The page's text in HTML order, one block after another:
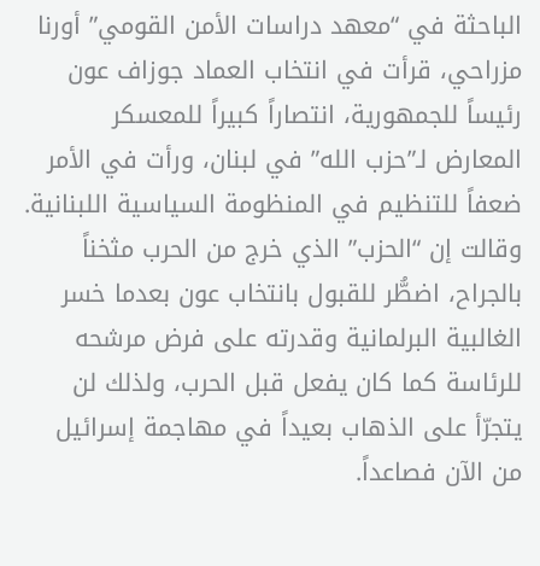
الباحثة في “معهد دراسات الأمن القومي” أورنا
مزراحي، قرأت في انتخاب العماد جوزاف عون
رئيساً للجمهورية، انتصاراً كبيراً للمعسكر
المعارض لـ”حزب الله” في لبنان، ورأت في الأمر
ضعفاً للتنظيم في المنظومة السياسية اللبنانية.
وقالت إن “الحزب” الذي خرج من الحرب مثخناً
بالجراح، اضطُّر للقبول بانتخاب عون بعدما خسر
الغالبية البرلمانية وقدرته على فرض مرشحه
للرئاسة كما كان يفعل قبل الحرب، ولذلك لن
يتجرّأ على الذهاب بعيداً في مهاجمة إسرائيل
من الآن فصاعداً.